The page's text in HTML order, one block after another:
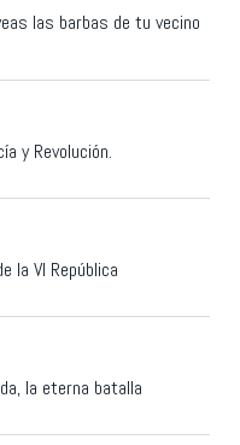
las barbas de tu vecino
y Revolución.
la VI República
la eterna batalla